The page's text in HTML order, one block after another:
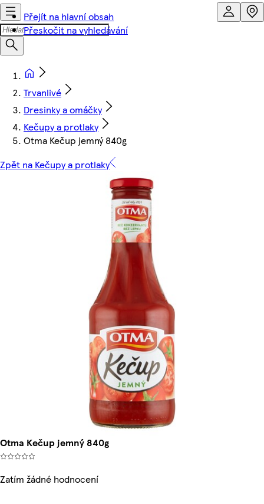
Přejít na hlavní obsah
Přeskočit na vyhledávání
Trvanlivé
Dresinky a omáčky
Kečupy a protlaky
Otma Kečup jemný 840g
Zpět na Kečupy a protlaky
Otma Kečup jemný 840g
Zatím žádné hodnocení